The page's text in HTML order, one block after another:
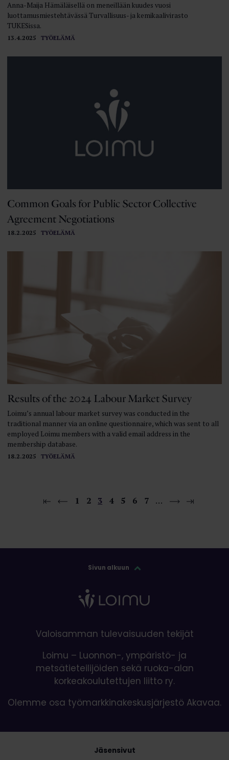
13.4.2025 TYÖELÄMÄ
Anna-Maija Hämäläisellä on meneillään kuudes vuosi
luottamusmiestehtävässä Turvallisuus- ja kemikaalivirasto
TUKESissa.
18.2.2025 TYÖELÄMÄ
Common Goals for Public Sector Collective
Agreement Negotiations
18.2.2025 TYÖELÄMÄ
Results of the 2024 Labour Market Survey
Loimu’s annual labour market survey was conducted in the
traditional manner via an online questionnaire, which was sent to all
employed Loimu members with a valid email address in the
membership database.
1 2 3 4 5 6 7 …
Sivun alkuun
Valoisamman tulevaisuuden tekijät
Loimu – Luonnon-, ympäristö- ja
metsätieteilijöiden sekä ruoka-alan
korkeakoulutettujen liitto ry.
Olemme osa työmarkkinakeskusjärjestö Akavaa.
Jäsensivut